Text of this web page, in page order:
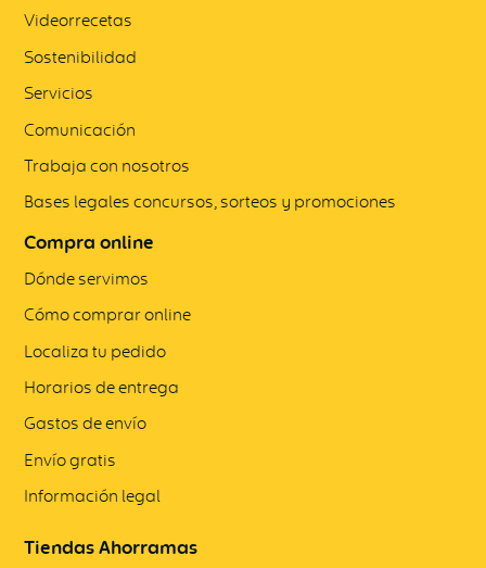
Videorrecetas
Sostenibilidad
Servicios
Comunicación
Trabaja con nosotros
Bases legales concursos, sorteos y promociones
Compra online
Dónde servimos
Cómo comprar online
Localiza tu pedido
Horarios de entrega
Gastos de envío
Envío gratis
Información legal
Tiendas Ahorramas